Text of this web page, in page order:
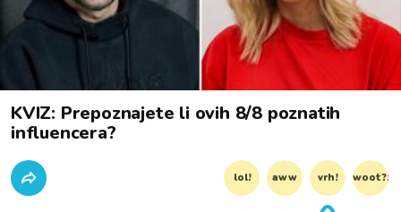
KVIZ: Prepoznajete li ovih 8/8 poznatih
influencera?
lol! aww vrh! woot?!